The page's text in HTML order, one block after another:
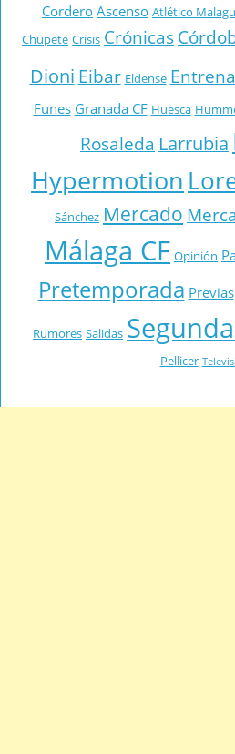
CorderoAscenso Atlético
Chupete Crisis Crónicas
Dioni Eibar Eldense
Funes Granada CF Huesca
Rosaleda Larrubia
Hypermotion
Sánchez Mercado
Málaga CF Opinión
Pretemporada Previas
Rumores Salidas
Pellicer